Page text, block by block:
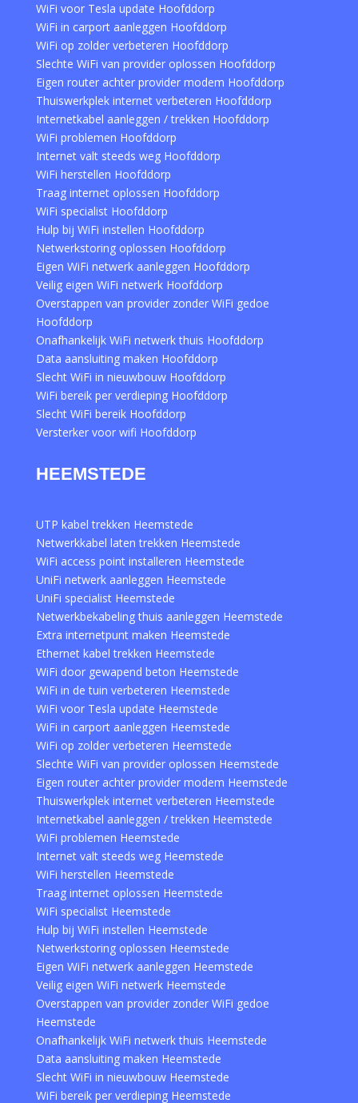
WiFi voor Tesla update Hoofddorp
WiFi in carport aanleggen Hoofddorp
WiFi op zolder verbeteren Hoofddorp
Slechte WiFi van provider oplossen Hoofddorp
Eigen router achter provider modem Hoofddorp
Thuiswerkplek internet verbeteren Hoofddorp
Internetkabel aanleggen / trekken Hoofddorp
WiFi problemen Hoofddorp
Internet valt steeds weg Hoofddorp
WiFi herstellen Hoofddorp
Traag internet oplossen Hoofddorp
WiFi specialist Hoofddorp
Hulp bij WiFi instellen Hoofddorp
Netwerkstoring oplossen Hoofddorp
Eigen WiFi netwerk aanleggen Hoofddorp
Veilig eigen WiFi netwerk Hoofddorp
Overstappen van provider zonder WiFi gedoe
Hoofddorp
Onafhankelijk WiFi netwerk thuis Hoofddorp
Data aansluiting maken Hoofddorp
Slecht WiFi in nieuwbouw Hoofddorp
WiFi bereik per verdieping Hoofddorp
Slecht WiFi bereik Hoofddorp
Versterker voor wifi Hoofddorp
HEEMSTEDE
UTP kabel trekken Heemstede
Netwerkkabel laten trekken Heemstede
WiFi access point installeren Heemstede
UniFi netwerk aanleggen Heemstede
UniFi specialist Heemstede
Netwerkbekabeling thuis aanleggen Heemstede
Extra internetpunt maken Heemstede
Ethernet kabel trekken Heemstede
WiFi door gewapend beton Heemstede
WiFi in de tuin verbeteren Heemstede
WiFi voor Tesla update Heemstede
WiFi in carport aanleggen Heemstede
WiFi op zolder verbeteren Heemstede
Slechte WiFi van provider oplossen Heemstede
Eigen router achter provider modem Heemstede
Thuiswerkplek internet verbeteren Heemstede
Internetkabel aanleggen / trekken Heemstede
WiFi problemen Heemstede
Internet valt steeds weg Heemstede
WiFi herstellen Heemstede
Traag internet oplossen Heemstede
WiFi specialist Heemstede
Hulp bij WiFi instellen Heemstede
Netwerkstoring oplossen Heemstede
Eigen WiFi netwerk aanleggen Heemstede
Veilig eigen WiFi netwerk Heemstede
Overstappen van provider zonder WiFi gedoe
Heemstede
Onafhankelijk WiFi netwerk thuis Heemstede
Data aansluiting maken Heemstede
Slecht WiFi in nieuwbouw Heemstede
WiFi bereik per verdieping Heemstede